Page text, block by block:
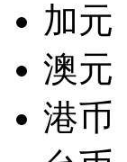
加元
澳元
港币